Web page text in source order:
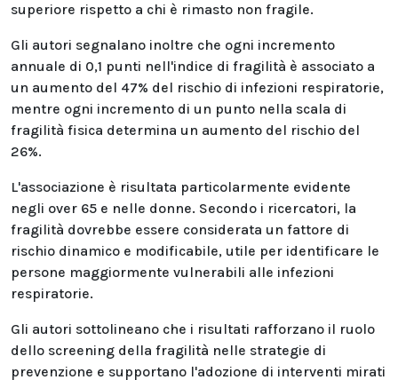
superiore rispetto a chi è rimasto non fragile.
Gli autori segnalano inoltre che ogni incremento
annuale di 0,1 punti nell'indice di fragilità è associato a
un aumento del 47% del rischio di infezioni respiratorie,
mentre ogni incremento di un punto nella scala di
fragilità fisica determina un aumento del rischio del
26%.
L'associazione è risultata particolarmente evidente
negli over 65 e nelle donne. Secondo i ricercatori, la
fragilità dovrebbe essere considerata un fattore di
rischio dinamico e modificabile, utile per identificare le
persone maggiormente vulnerabili alle infezioni
respiratorie.
Gli autori sottolineano che i risultati rafforzano il ruolo
dello screening della fragilità nelle strategie di
prevenzione e supportano l'adozione di interventi mirati